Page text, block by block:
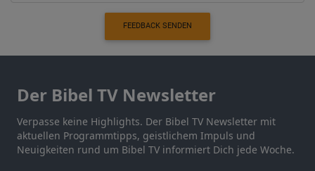
FEEDBACK SENDEN
Der Bibel TV Newsletter
Verpasse keine Highlights. Der Bibel TV Newsletter mit
aktuellen Programmtipps, geistlichem Impuls und
Neuigkeiten rund um Bibel TV informiert Dich jede Woche.